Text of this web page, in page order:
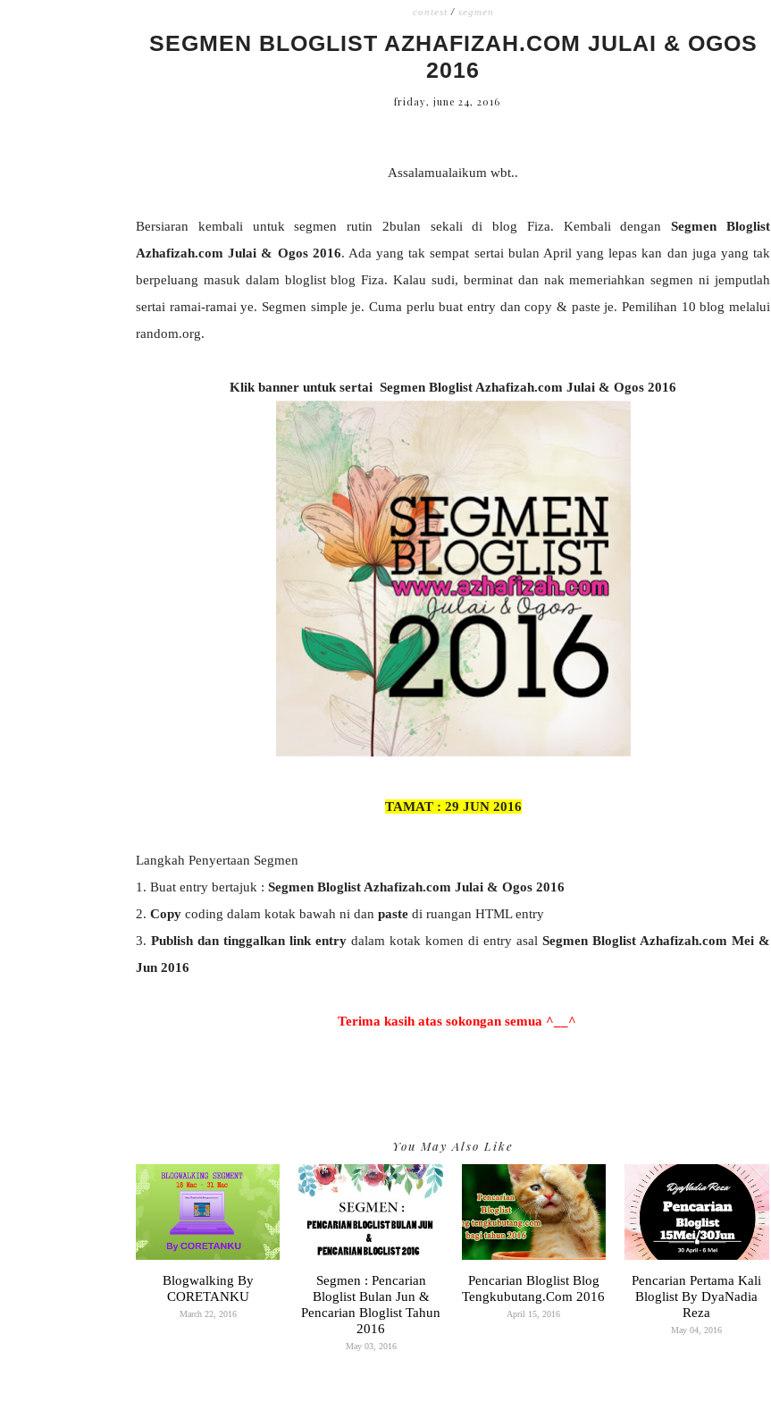
contest / segmen
SEGMEN BLOGLIST AZHAFIZAH.COM JULAI & OGOS
2016
friday, june 24, 2016
Assalamualaikum wbt..
Bersiaran kembali untuk segmen rutin 2bulan sekali di blog Fiza. Kembali denganSegmen Bloglist
Azhafizah.com Julai & Ogos 2016. Ada yang tak sempat sertai bulan April yang lepas kan dan juga yang tak
berpeluang masuk dalam bloglist blog Fiza. Kalau sudi, berminat dan nak memeriahkan segmen ni jemputlah
sertai ramai-ramai ye. Segmen simple je. Cuma perlu buat entry dan copy & paste je. Pemilihan 10 blog melalui
random.org.
Klik banner untuk sertai Segmen Bloglist Azhafizah.com Julai & Ogos 2016
TAMAT : 29 JUN 2016
Langkah Penyertaan Segmen
1. Buat entry bertajuk : Segmen Bloglist Azhafizah.com Julai & Ogos 2016
2. Copy coding dalam kotak bawah ni dan paste di ruangan HTML entry
3. Publish dan tinggalkan link entry dalam kotak komen di entry asal Segmen Bloglist Azhafizah.com Mei &
Jun 2016
Terima kasih atas sokongan semua ^__^
You May Also Like
Blogwalking By
CORETANKU
March 22, 2016
Segmen : Pencarian
Bloglist Bulan Jun &
Pencarian Bloglist Tahun
2016
May 03, 2016
Pencarian Bloglist Blog
Tengkubutang.Com 2016
April 15, 2016
Pencarian Pertama Kali
Bloglist By DyaNadia
Reza
May 04, 2016